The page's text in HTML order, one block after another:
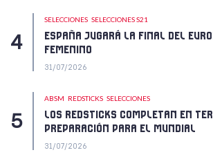
SELECCIONES SELECCIONES S21
ESPAÑA JUGARÁ LA FINAL DEL
FEMENINO
31/07/2026
ABSM REDSTICKS SELECCIONES
LOS REDSTICKS COMPLETAN EN
PREPARACIÓN PARA EL MUNDIAL
31/07/2026